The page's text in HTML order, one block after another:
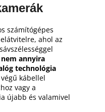
számítógépes
ahol az
annyira
technológia
végű kábellel
vagy a
újabb és valamivel